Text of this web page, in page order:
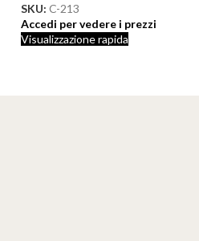
SKU: C-213
Accedi per vedere i prezzi
Visualizzazione rapida